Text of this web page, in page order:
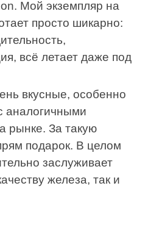
Мой экземпляр на
просто шикарно:
всё летает даже под
вкусные, особенно
аналогичными
рынке. За такую
подарок. В целом
заслуживает
железа, так и